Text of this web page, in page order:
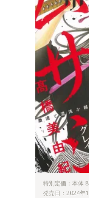
特別定価：本体
発売日：2024年